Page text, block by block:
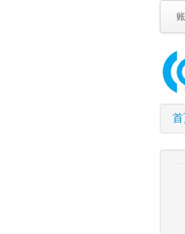
首